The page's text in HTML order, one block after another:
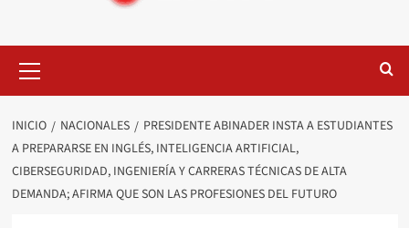
INICIO NACIONALES
PRESIDENTE ABINADER INSTA A ESTUDIANTES
A PREPARARSE EN INGLÉS, INTELIGENCIA ARTIFICIAL,
CIBERSEGURIDAD, INGENIERÍA Y CARRERAS TÉCNICAS DE ALTA
DEMANDA; AFIRMA QUE SON LAS PROFESIONES DEL FUTURO